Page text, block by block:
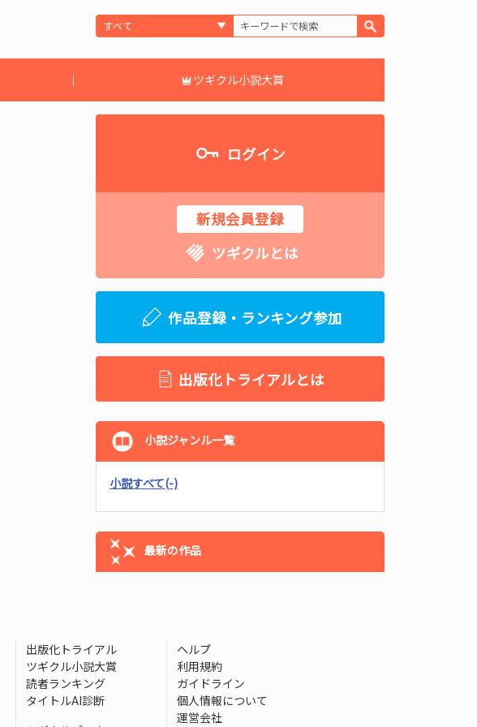
｜ ツギクル小説大賞
ログイン
新規会員登録
ツギクルとは
作品登録・ランキング参加
出版化トライアルとは
小説ジャンル一覧
小説すべて(-)
最新の作品
出版化トライアル
ツギクル小説大賞
読者ランキング
タイトルAI診断
ヘルプ
利用規約
ガイドライン
個人情報について
運営会社